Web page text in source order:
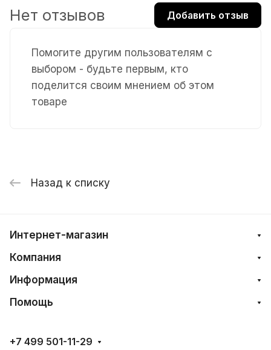
Помогите другим пользователям с
выбором - будьте первым, кто
поделится своим мнением об этом
товаре
Нет отзывов Добавить отзыв
Назад к списку
Интернет-магазин
Компания
Информация
Помощь
+7 499 501-11-29